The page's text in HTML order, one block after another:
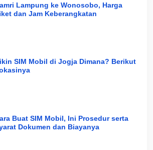
Lampung ke Wonosobo, Harga
dan Jam Keberangkatan
SIM Mobil di Jogja Dimana? Berikut
Buat SIM Mobil, Ini Prosedur serta
Dokumen dan Biayanya